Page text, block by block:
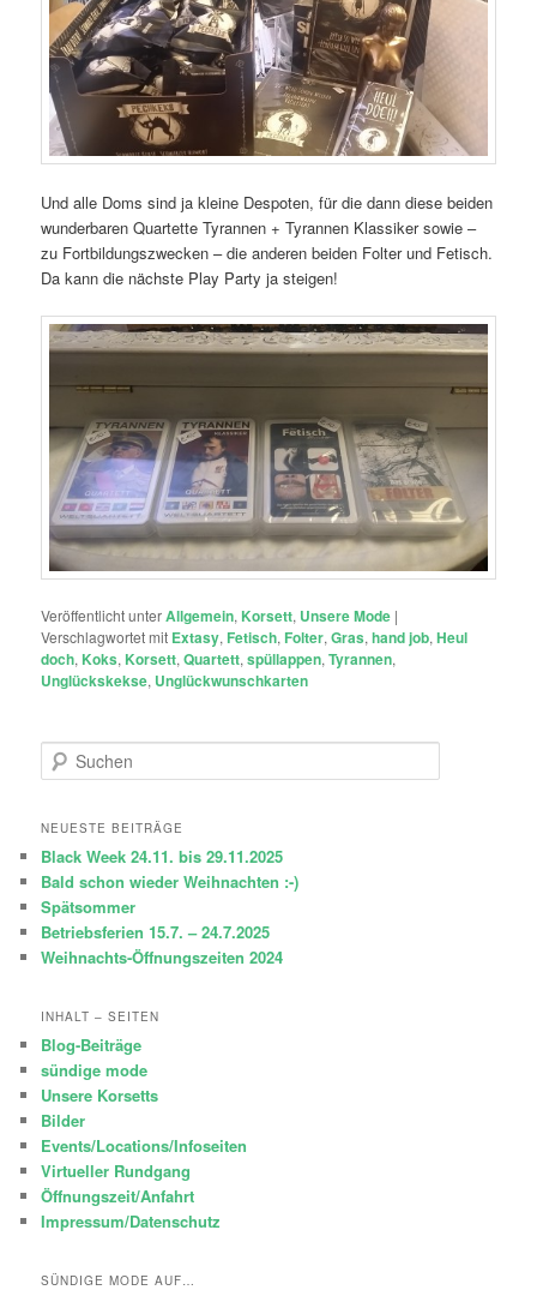
Und alle Doms sind ja kleine Despoten, für die dann diese beiden
wunderbaren Quartette Tyrannen + Tyrannen Klassiker sowie –
zu Fortbildungszwecken – die anderen beiden Folter und Fetisch.
Da kann die nächste Play Party ja steigen!
Veröffentlicht unterAllgemein, Korsett, Unsere Mode |
Verschlagwortet mit Extasy, Fetisch, Folter,Gras,hand job,Heul
doch, Koks, Korsett,Quartett,spüllappen,Tyrannen,
Unglückskekse, Unglückwunschkarten
u
h
n
NEUESTE BEITRÄGE
Black Week 24.11. bis 29.11.2025
Bald schon wieder Weihnachten :-)
Spätsommer
Betriebsferien 15.7. – 24.7.2025
Weihnachts-Öffnungszeiten 2024
INHALT – SEITEN
Blog-Beiträge
sündige mode
Unsere Korsetts
Bilder
Events/Locations/Infoseiten
Virtueller Rundgang
Öffnungszeit/Anfahrt
Impressum/Datenschutz
SÜNDIGE MODE AUF…